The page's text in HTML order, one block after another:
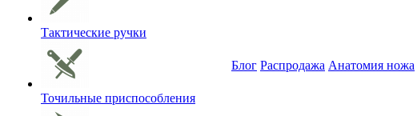
Тактические ручки
Точильные приспособления
Блог Распродажа Анатомия ножа